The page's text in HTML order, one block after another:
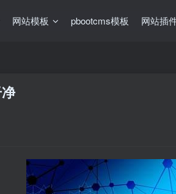
网站模板 pbootcms模板 网站插